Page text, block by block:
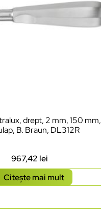
drept, 2 mm, 150 mm,
B. Braun, DL312R
967,42 lei
Citește mai mult